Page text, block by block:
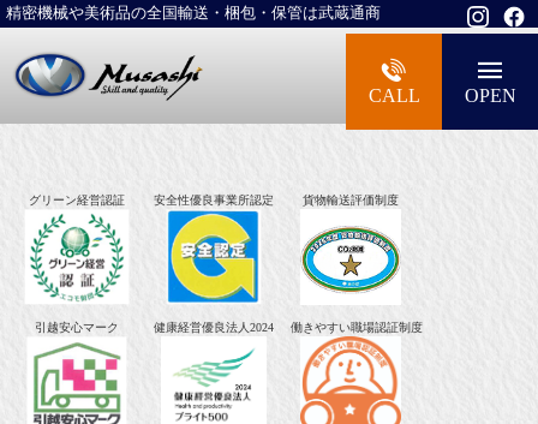
精密機械や美術品の全国輸送・梱包・保管は武蔵通商
大型精密機械・美術品・高級楽器の梱包・
CALL OPEN
グリーン経営認証 安全性優良事業所認定 貨物輸送評価制度
引越安心マーク 健康経営優良法人2024 働きやすい職場認証制度